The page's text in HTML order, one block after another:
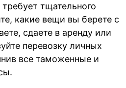
тщательного
какие вещи вы берете с
сдаете в аренду или
перевозку личных
все таможенные и